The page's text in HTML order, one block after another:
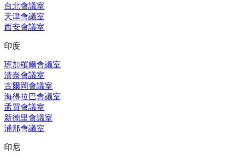
台北會議室
天津會議室
西安會議室
印度
班加羅爾會議室
清奈會議室
古爾岡會議室
海得拉巴會議室
孟買會議室
新德里會議室
浦那會議室
印尼